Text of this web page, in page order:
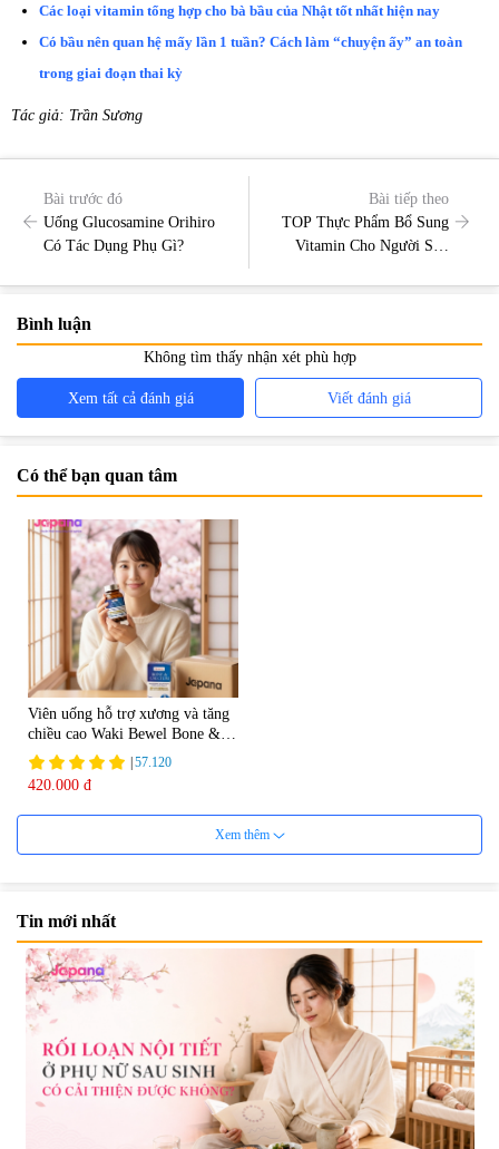
Các loại vitamin tổng hợp cho bà bầu của Nhật tốt nhất hiện nay
Có bầu nên quan hệ mấy lần 1 tuần? Cách làm “chuyện ấy” an toàn
trong giai đoạn thai kỳ
Tác giả: Trần Sương
Bài trước đó
Uống Glucosamine Orihiro
Có Tác Dụng Phụ Gì?
Bài tiếp theo
TOP Thực Phẩm Bổ Sung
Vitamin Cho Người Suy
Bình luận
Không tìm thấy nhận xét phù hợp
Xem tất cả đánh giá Viết đánh giá
Có thể bạn quan tâm
Viên uống hỗ trợ xương và tăng
chiều cao Waki Bewel Bone &
Calcium
57.120
420.000 đ
Xem thêm
Tin mới nhất